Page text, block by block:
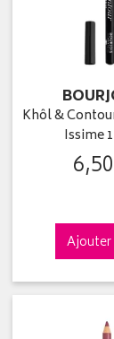
Khôl &
Issime
6,50
Ajouter